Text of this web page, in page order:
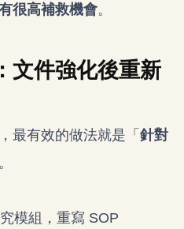
很高補救機會。
文件強化後重新
最有效的做法就是「 針對
模組，重寫 SOP